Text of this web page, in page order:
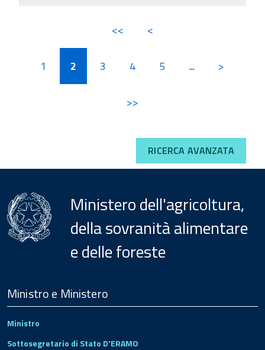
<< <
1 2 3 4 5 ... >
>>
RICERCA AVANZATA
Ministero dell'agricoltura,
della sovranità alimentare
e delle foreste
Footer
Ministro e Ministero
Ministro
Sottosegretario di Stato D'ERAMO